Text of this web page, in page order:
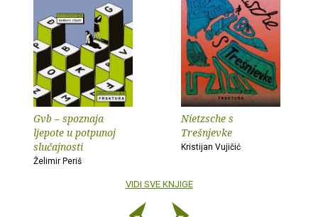
Gvb – spoznaja
ljepote u potpunoj
slučajnosti
Želimir Periš
Nietzsche s
Trešnjevke
Kristijan Vujičić
VIDI SVE KNJIGE